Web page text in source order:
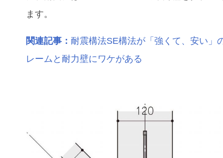
ます。
関連記事： 耐震構法SE構法が「強くて、安い」
レームと耐力壁にワケがある